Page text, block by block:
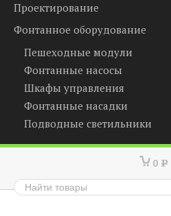
Проектирование
Фонтанное оборудование
Пешеходные модули
Фонтанные насосы
Шкафы управления
Фонтанные насадки
Подводные светильники
0 Р